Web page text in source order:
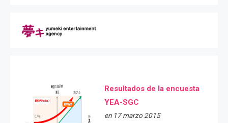
Resultados de la encuesta
YEA-SGC
en 17 marzo 2015